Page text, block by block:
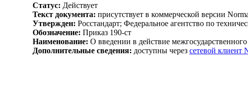
Статус: Действует
Текст документа: присутствует в коммерческой версии
Утвержден: Росстандарт; Федеральное агентство по
Обозначение: Приказ 190-ст
Наименование: О введении в действие межгосударственного
Дополнительные сведения: доступны через сетевой клиент